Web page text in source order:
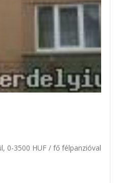
0-3500 HUF / fő félpanzióval